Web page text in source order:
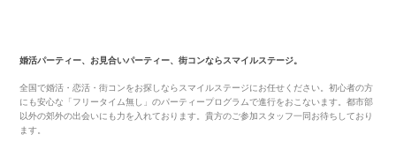
婚活パーティー、お見合いパーティー、街コンならスマイルステージ。
全国で婚活・恋活・街コンをお探しならスマイルステージにお任せください。初心者の方
にも安心な「フリータイム無し」のパーティープログラムで進行をおこないます。都市部
以外の郊外の出会いにも力を入れております。貴方のご参加スタッフ一同お待ちしており
ます。